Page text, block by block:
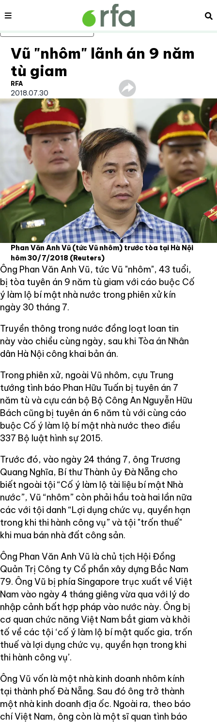
Bỏ qua nội dung chính
Nội dung
Vũ "nhôm" lãnh án 9 năm
tù giam
RFA
2018.07.30
Phan Văn Anh Vũ (tức Vũ nhôm) trước tòa tại Hà Nội
hôm 30/7/2018 (Reuters)
Ông Phan Văn Anh Vũ, tức Vũ "nhôm", 43 tuổi,
bị tòa tuyên án 9 năm tù giam với cáo buộc Cố
ý làm lộ bí mật nhà nước trong phiên xử kín
ngày 30 tháng 7.
Truyền thông trong nước đồng loạt loan tin
này vào chiều cùng ngày, sau khi Tòa án Nhân
dân Hà Nội công khai bản án.
Trong phiên xử, ngoài Vũ nhôm, cựu Trung
tướng tình báo Phan Hữu Tuấn bị tuyên án 7
năm tù và cựu cán bộ Bộ Công An Nguyễn Hữu
Bách cũng bị tuyên án 6 năm tù với cùng cáo
buộc Cố ý làm lộ bí mật nhà nước theo điều
337 Bộ luật hình sự 2015.
Trước đó, vào ngày 24 tháng 7, ông Trương
Quang Nghĩa, Bí thư Thành ủy Đà Nẵng cho
biết ngoài tội “Cố ý làm lộ tài liệu bí mật Nhà
nước”, Vũ “nhôm” còn phải hầu toà hai lần nữa
các với tội danh “Lợi dụng chức vụ, quyền hạn
trong khi thi hành công vụ” và tội "trốn thuế"
khi mua bán nhà đất công sản.
Ông Phan Văn Anh Vũ là chủ tịch Hội Đồng
Quản Trị Công ty Cổ phần xây dựng Bắc Nam
79. Ông Vũ bị phía Singapore trục xuất về Việt
Nam vào ngày 4 tháng giêng vừa qua với lý do
nhập cảnh bất hợp pháp vào nước này. Ông bị
cơ quan chức năng Việt Nam bắt giam và khởi
tố về các tội ‘cố ý làm lộ bí mật quốc gia, trốn
thuế và lợi dụng chức vụ, quyền hạn trong khi
thi hành công vụ’.
Ông Vũ vốn là một nhà kinh doanh nhôm kính
tại thành phố Đà Nẵng. Sau đó ông trở thành
một nhà kinh doanh địa ốc. Ngoài ra, theo báo
chí Việt Nam, ông còn là một sĩ quan tình báo